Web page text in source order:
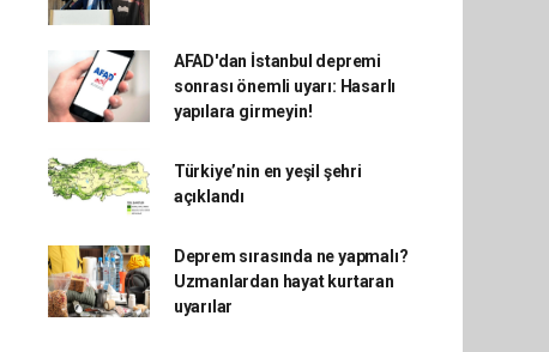
AFAD'dan İstanbul depremi
sonrası önemli uyarı: Hasarlı
yapılara girmeyin!
Türkiye’nin en yeşil şehri
açıklandı
Deprem sırasında ne yapmalı?
Uzmanlardan hayat kurtaran
uyarılar